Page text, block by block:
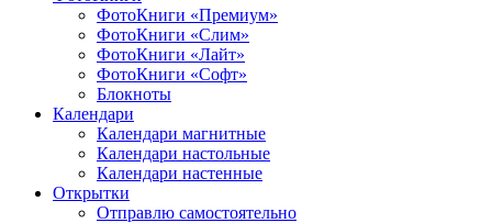
ФотоКниги «Премиум»
ФотоКниги «Слим»
ФотоКниги «Лайт»
ФотоКниги «Софт»
Блокноты
Календари
Календари магнитные
Календари настольные
Календари настенные
Открытки
Отправлю самостоятельно